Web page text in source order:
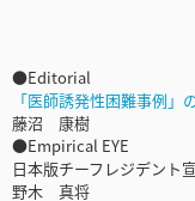
●Editorial
「医師誘発性困難事例」
藤沼 康樹
●Empirical EYE
日本版チーフレジデント
野木 真将